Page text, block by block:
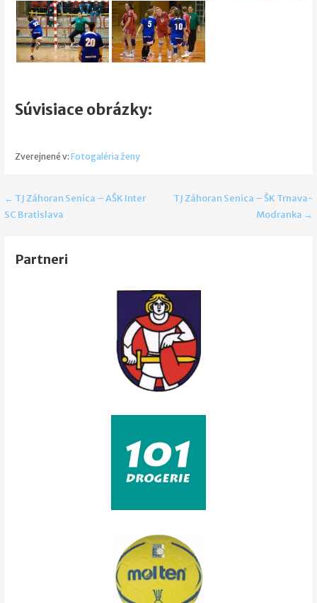
Súvisiace obrázky:
Zverejnené v: Fotogaléria ženy
Navigácia
článku
← TJ Záhoran Senica – AŠK Inter
SC Bratislava
TJ Záhoran Senica – ŠK Trnava-
Modranka →
Partneri